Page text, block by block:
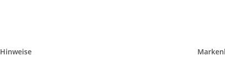
Hinweise